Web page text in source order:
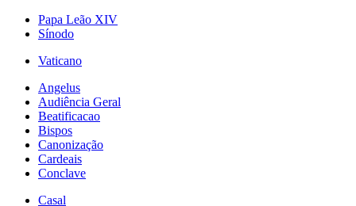
Papa Leão XIV
Sínodo
Vaticano
Angelus
Audiência Geral
Beatificacao
Bispos
Canonização
Cardeais
Conclave
Casal